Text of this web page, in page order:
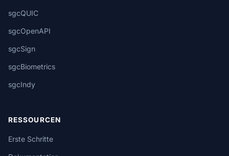
sgcQUIC
sgcOpenAPI
sgcSign
sgcBiometrics
sgcIndy
RESSOURCEN
Erste Schritte